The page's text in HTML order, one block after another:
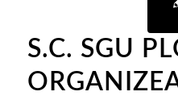
S.C. SGU